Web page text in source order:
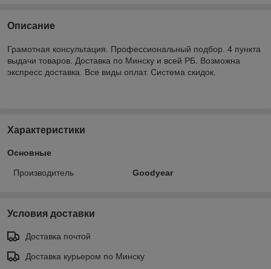
Описание
Грамотная консультация. Профессиональный подбор. 4 пункта
выдачи товаров. Доставка по Минску и всей РБ. Возможна
экспресс доставка. Все виды оплат. Система скидок.
Характеристики
Основные
Производитель Goodyear
Условия доставки
Доставка почтой
Доставка курьером по Минску